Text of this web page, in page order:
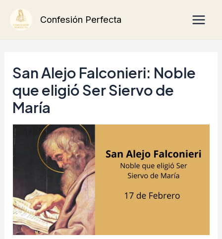
Confesión Perfecta
San Alejo Falconieri: Noble
que eligió Ser Siervo de
María